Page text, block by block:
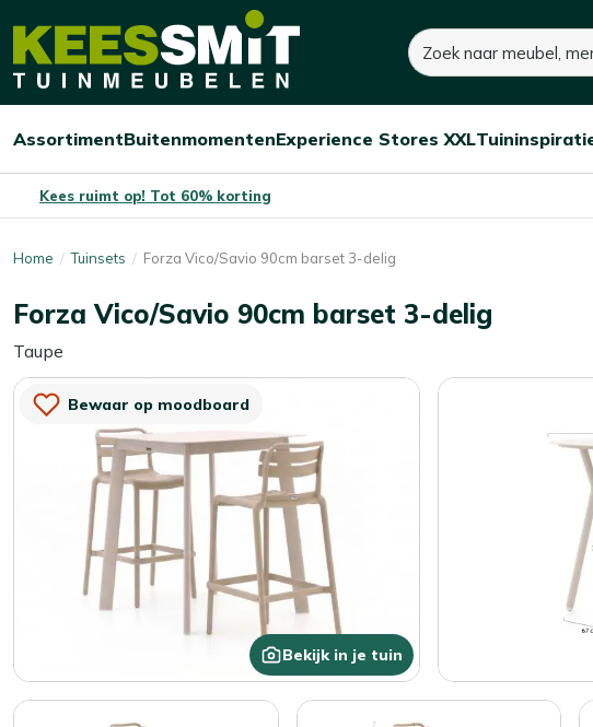
Kees
Tuinmeubelen
Zoeken
Open/sluit
Assortiment
Open/sluit
Buitenmomenten
Open/sluit
Experience Stores XXL
Kees ruimt op! Tot 60% korting
Home Tuinsets Forza Vico/Savio 90cm barset 3-delig
Forza Vico/Savio 90cm barset 3-delig
Taupe
Bewaar op moodboard
Bekijk in je tuin
390,- 470,-
Je bespaart:80,- (-17%)
Dit product is niet op voorraad